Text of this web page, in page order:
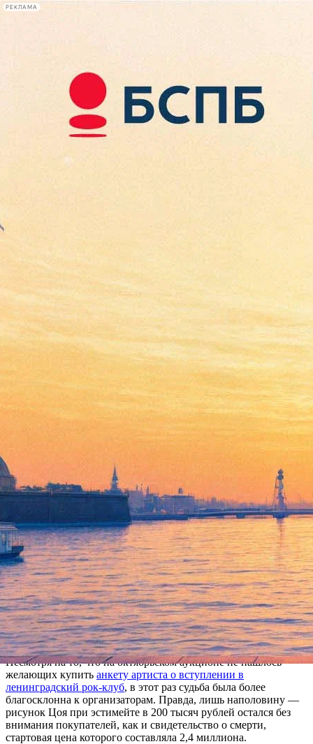
РЕКЛАМА
Сегодня:
2026.08.10
22:46
Афиша Plus
В Москве с молотка ушли
госномер и доверенность
«Москвича», в котором погиб
Цой
Версия для печати
На прошедших 15 ноября торгах аукционного дома
«Литфонд» была выставлена очередная партия раритетов,
связанных с лидером группы «Кино» Виктором Цоем. В этот
раз вниманию покупателей было представлено четыре лота –
рисунок на записке «митька» Виктора Тихомирова,
свидетельство о смерти рокера, доверенность Цоя на
управление автомобилем «Москвич 2141», а также госномер
«Москвича». Именно на этой машине Виктор Цой попал в
смертельную аварию в 1990 году.
Несмотря на то, что на октябрьском аукционе не нашлось
желающих купить анкету артиста о вступлении в
ленинградский рок-клуб, в этот раз судьба была более
благосклонна к организаторам. Правда, лишь наполовину —
рисунок Цоя при эстимейте в 200 тысяч рублей остался без
внимания покупателей, как и свидетельство о смерти,
стартовая цена которого составляла 2,4 миллиона.